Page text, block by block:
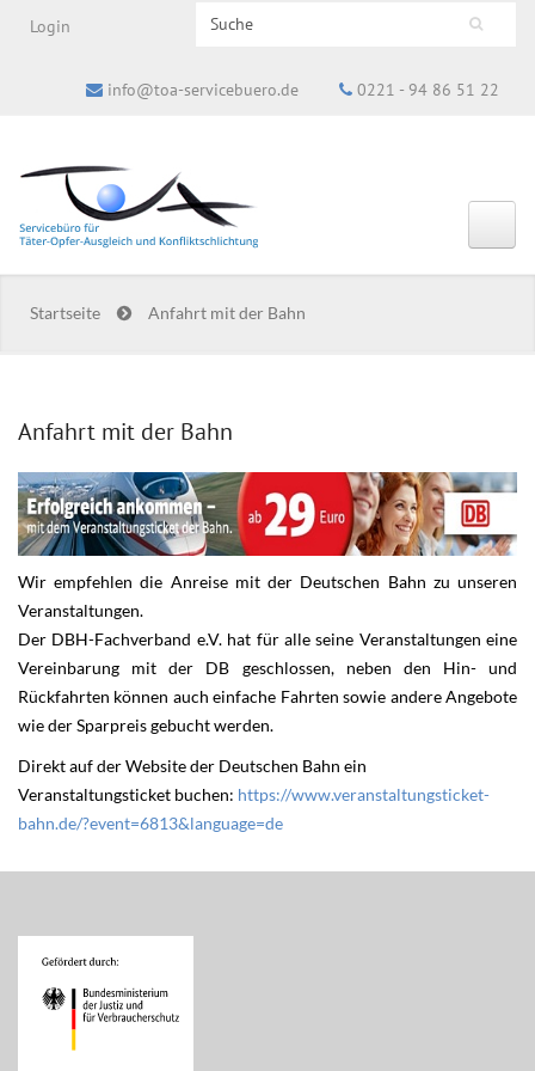
Login Suchformular
Search this site
info@toa-servicebuero.de 0221 - 94 86 51 22
Startseite Anfahrt mit der Bahn
Anfahrt mit der Bahn
Wir empfehlen die Anreise mit der Deutschen Bahn zu unseren
Veranstaltungen.
Der DBH-Fachverband e.V. hat für alle seine Veranstaltungen eine
Vereinbarung mit der DB geschlossen, neben den Hin- und
Rückfahrten können auch einfache Fahrten sowie andere Angebote
wie der Sparpreis gebucht werden.
Direkt auf der Website der Deutschen Bahn ein
Veranstaltungsticket buchen: https://www.veranstaltungsticket-
bahn.de/?event=6813&language=de